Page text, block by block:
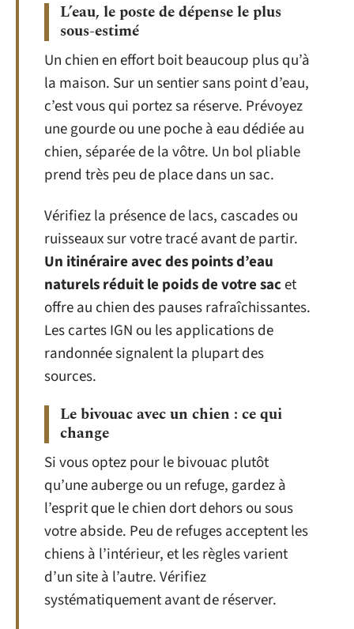
L’eau, le poste de dépense le plus
sous-estimé
Un chien en effort boit beaucoup plus qu’à
la maison. Sur un sentier sans point d’eau,
c’est vous qui portez sa réserve. Prévoyez
une gourde ou une poche à eau dédiée au
chien, séparée de la vôtre. Un bol pliable
prend très peu de place dans un sac.
Vérifiez la présence de lacs, cascades ou
ruisseaux sur votre tracé avant de partir.
Un itinéraire avec des points d’eau
naturels réduit le poids de votre sacet
offre au chien des pauses rafraîchissantes.
Les cartes IGN ou les applications de
randonnée signalent la plupart des
sources.
Le bivouac avec un chien : ce qui
change
Si vous optez pour le bivouac plutôt
qu’une auberge ou un refuge, gardez à
l’esprit que le chien dort dehors ou sous
votre abside. Peu de refuges acceptent les
chiens à l’intérieur, et les règles varient
d’un site à l’autre. Vérifiez
systématiquement avant de réserver.